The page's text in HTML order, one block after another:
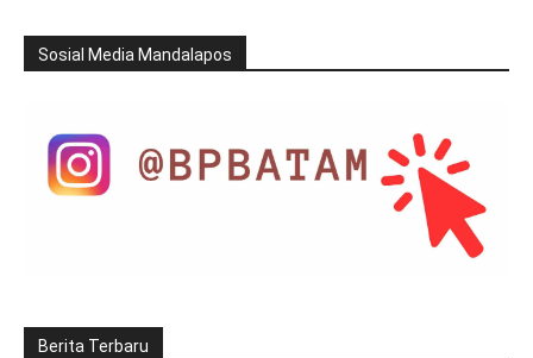
Sosial Media Mandalapos
Berita Terbaru